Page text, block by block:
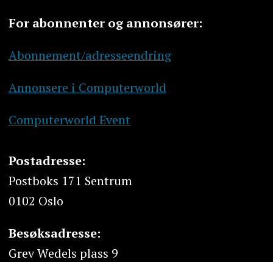
For abonnenter og annonsører:
Abonnement/adresseendring
Annonsere i Computerworld
Computerworld Event
Postadresse:
Postboks 171 Sentrum
0102 Oslo
Besøksadresse:
Grev Wedels plass 9